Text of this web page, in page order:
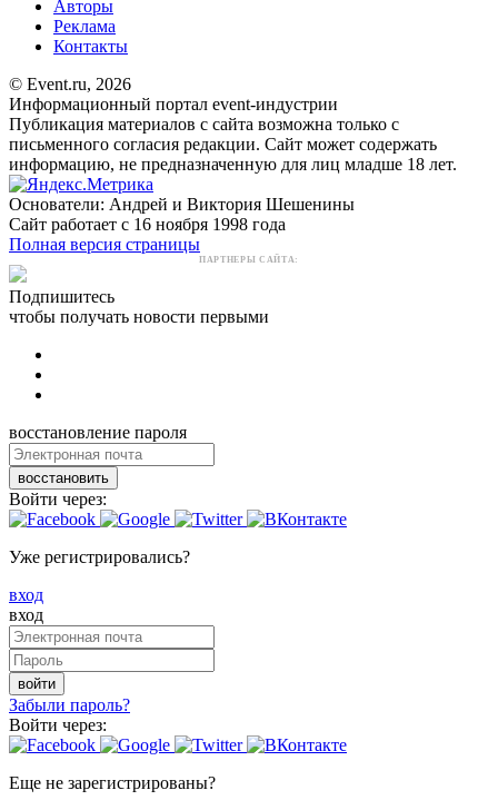
Авторы
Реклама
Контакты
© Event.ru, 2026
Информационный портал event-индустрии
Публикация материалов с сайта возможна только с
письменного согласия редакции. Сайт может содержать
информацию, не предназначенную для лиц младше 18 лет.
Основатели: Андрей и Виктория Шешенины
Сайт работает с 16 ноября 1998 года
Полная версия страницы
ПАРТНЕРЫ САЙТА:
Подпишитесь
чтобы получать новости первыми
восстановление пароля
восстановить
Войти через:
Уже регистрировались?
вход
вход
войти
Забыли пароль?
Войти через:
Еще не зарегистрированы?